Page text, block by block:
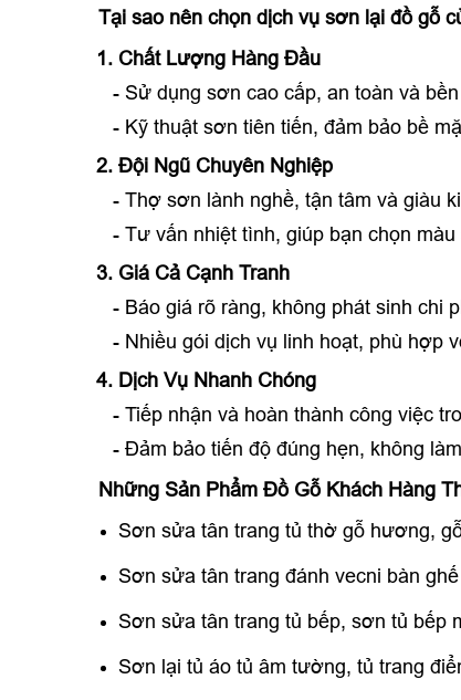
Tại sao nên chọn dịch vụ sơn lại đồ gỗ
1. Chất Lượng Hàng Đầu
- Sử dụng sơn cao cấp, an toàn và
- Kỹ thuật sơn tiên tiến, đảm bảo bề
2. Đội Ngũ Chuyên Nghiệp
- Thợ sơn lành nghề, tận tâm và giàu
- Tư vấn nhiệt tình, giúp bạn chọn
3. Giá Cả Cạnh Tranh
- Báo giá rõ ràng, không phát sinh chi
- Nhiều gói dịch vụ linh hoạt, phù hợp
4. Dịch Vụ Nhanh Chóng
- Tiếp nhận và hoàn thành công việc
- Đảm bảo tiến độ đúng hẹn, không
Những Sản Phẩm Đồ Gỗ Khách Hàng
Sơn sửa tân trang tủ thờ gỗ hương,
Sơn sửa tân trang đánh vecni bàn
Sơn sửa tân trang tủ bếp, sơn tủ bếp
Sơn lại tủ áo tủ âm tường, tủ trang